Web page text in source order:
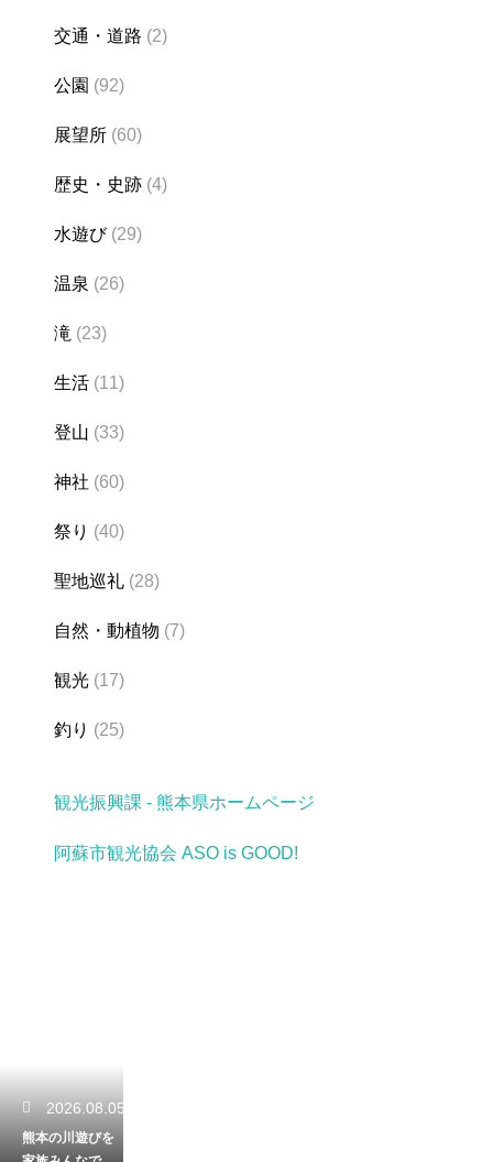
交通・道路 (2)
公園 (92)
展望所 (60)
歴史・史跡 (4)
水遊び(29)
温泉 (26)
滝 (23)
生活 (11)
登山 (33)
神社 (60)
祭り (40)
聖地巡礼 (28)
自然・動植物 (7)
観光 (17)
釣り (25)
観光振興課 - 熊本県ホームページ
阿蘇市観光協会 ASO is GOOD!
2026.08.05
熊本の川遊びを